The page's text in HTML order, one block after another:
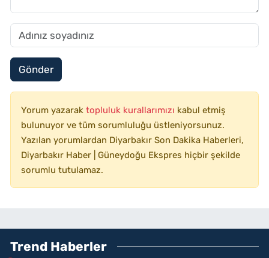
Gönder
Yorum yazarak topluluk kurallarımızı kabul etmiş
bulunuyor ve tüm sorumluluğu üstleniyorsunuz.
Yazılan yorumlardan Diyarbakır Son Dakika Haberleri,
Diyarbakır Haber | Güneydoğu Ekspres hiçbir şekilde
sorumlu tutulamaz.
Trend Haberler